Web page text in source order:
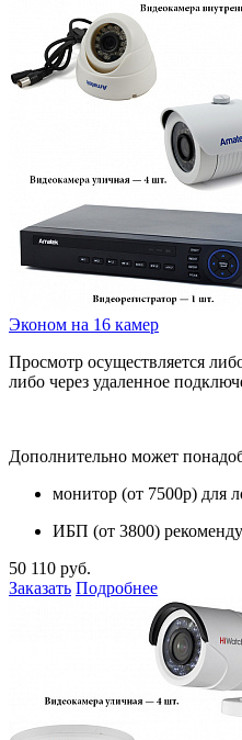
Эконом на 16 камер
Просмотр осуществляется
либо через удаленное
Дополнительно может
монитор (от 7500р) для
ИБП (от 3800)
50 110 руб.
Заказать Подробнее